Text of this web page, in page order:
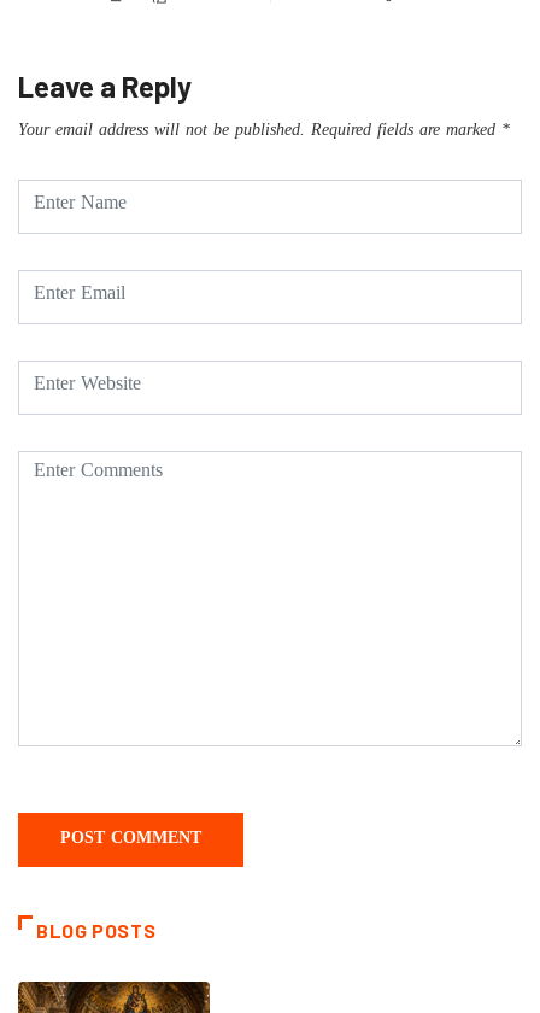
Leave a Reply
Your email address will not be published. Required fields are marked *
BLOG POSTS